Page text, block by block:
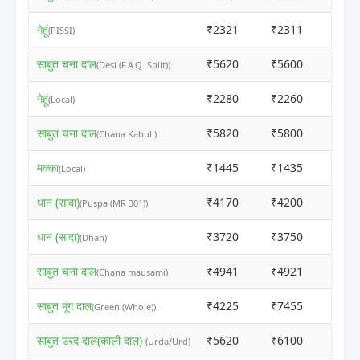
गेहूं(PISSI) ₹2321 ₹2311
साबुत चना दाल(Desi (F.A.Q. Split)) ₹5620 ₹5600
गेहूं(Local) ₹2280 ₹2260
साबुत चना दाल(Chana Kabuli) ₹5820 ₹5800
मक्का(Local) ₹1445 ₹1435
धान (सादा)(Puspa (MR 301)) ₹4170 ₹4200
धान (सादा)(Dhan) ₹3720 ₹3750
साबुत चना दाल(Chana mausami) ₹4941 ₹4921
साबुत मूंग दाल(Green (Whole)) ₹4225 ₹7455
साबुत उरद दाल(काली दाल) (Urda/Urd) ₹5620 ₹6100